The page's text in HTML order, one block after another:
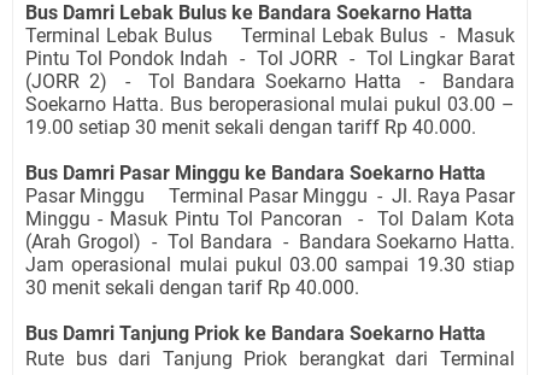
Bus Damri Lebak Bulus ke Bandara Soekarno Hatta
Terminal Lebak Bulus Terminal Lebak Bulus - Masuk
Pintu Tol Pondok Indah - Tol JORR - Tol Lingkar Barat
(JORR 2) - Tol Bandara Soekarno Hatta - Bandara
Soekarno Hatta. Bus beroperasional mulai pukul 03.00 –
19.00 setiap 30 menit sekali dengan tariff Rp 40.000.
Bus Damri Pasar Minggu ke Bandara Soekarno Hatta
Pasar Minggu Terminal Pasar Minggu - Jl. Raya Pasar
Minggu - Masuk Pintu Tol Pancoran - Tol Dalam Kota
(Arah Grogol) - Tol Bandara - Bandara Soekarno Hatta.
Jam operasional mulai pukul 03.00 sampai 19.30 stiap
30 menit sekali dengan tarif Rp 40.000.
Bus Damri Tanjung Priok ke Bandara Soekarno Hatta
Rute bus dari Tanjung Priok berangkat dari Terminal